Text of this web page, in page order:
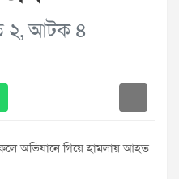
২, আটক ৪